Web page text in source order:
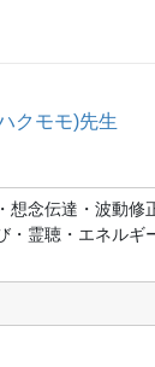
念伝達・波動修
霊聴・エネルギ